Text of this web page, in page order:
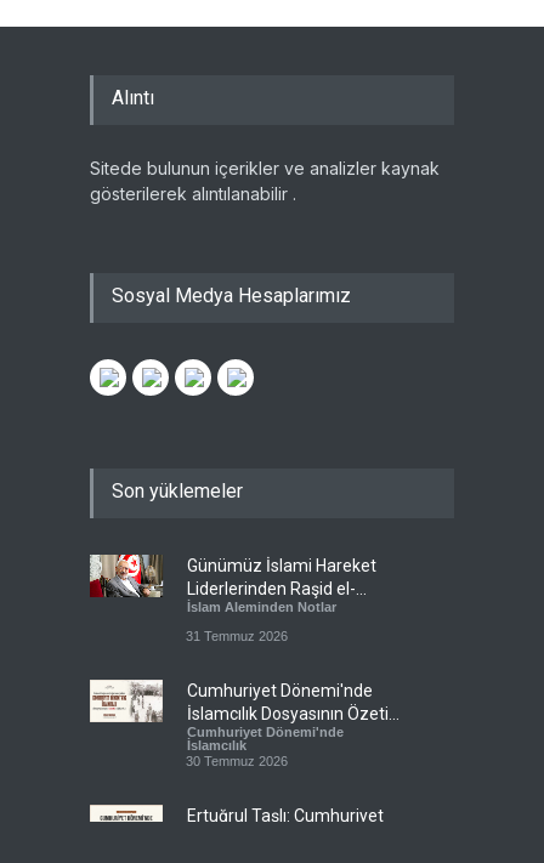
Alıntı
Sitede bulunun içerikler ve analizler kaynak
gösterilerek alıntılanabilir .
Sosyal Medya Hesaplarımız
Son yüklemeler
Günümüz İslami Hareket
Liderlerinden Raşid el-
Gannuşi’ye Seküler Faşizmin
Zindanlarında Ağır Tecrit
İslam Aleminden Notlar
31 Temmuz 2026
Cumhuriyet Dönemi'nde
İslamcılık Dosyasının Özeti
Sizlerle!
Cumhuriyet Dönemi'nde
İslamcılık
30 Temmuz 2026
Ertuğrul Taşlı: Cumhuriyet